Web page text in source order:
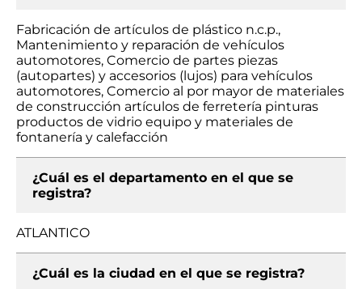
Fabricación de artículos de plástico n.c.p.,
Mantenimiento y reparación de vehículos
automotores, Comercio de partes piezas
(autopartes) y accesorios (lujos) para vehículos
automotores, Comercio al por mayor de materiales
de construcción artículos de ferretería pinturas
productos de vidrio equipo y materiales de
fontanería y calefacción
¿Cuál es el departamento en el que se
registra?
ATLANTICO
¿Cuál es la ciudad en el que se registra?